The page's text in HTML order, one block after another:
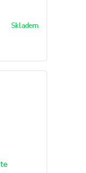
Skladem